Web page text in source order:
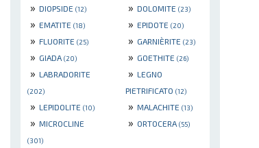
» DIOPSIDE (12) » DOLOMITE (23)
» EMATITE (18) » EPIDOTE (20)
» FLUORITE (25) » GARNIÈRITE (23)
» GIADA (20) » GOETHITE (26)
» LABRADORITE
(202)
» LEGNO
PIETRIFICATO (12)
» LEPIDOLITE (10) » MALACHITE (13)
» MICROCLINE
(301)
» ORTOCERA (55)